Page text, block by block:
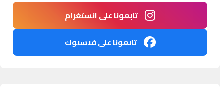
تابعونا على انستغرام
تابعونا على فيسبوك